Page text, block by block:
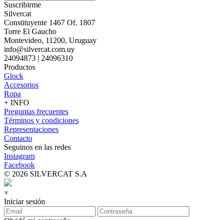
Suscribirme
Silvercat
Constituyente 1467 Of. 1807
Torre El Gaucho
Montevideo, 11200, Uruguay
info@silvercat.com.uy
24094873 | 24096310
Productos
Glock
Accesorios
Ropa
+ INFO
Preguntas frecuentes
Términos y condiciones
Representaciones
Contacto
Seguinos en las redes
Instagram
Facebook
© 2026 SILVERCAT S.A
×
Iniciar sesión